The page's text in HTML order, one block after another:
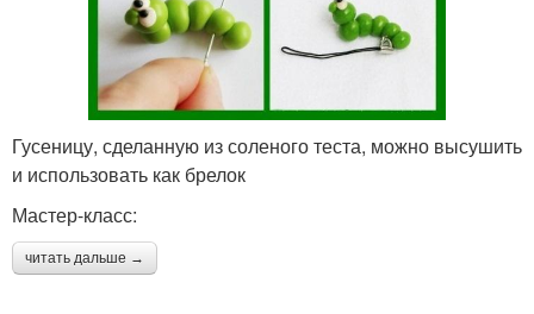
Гусеницу, сделанную из соленого теста, можно высушить
и использовать как брелок
Мастер-класс:
читать дальше →